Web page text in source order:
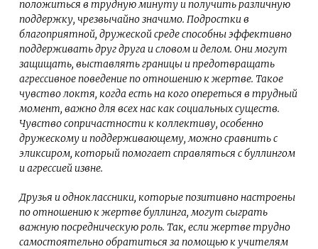
положиться в трудную минуту и получить различную
поддержку, чрезвычайно значимо. Подростки в
благоприятной, дружеской среде способны эффективно
поддерживать друг друга и словом и делом. Они могут
защищать, выставлять границы и предотвращать
агрессивное поведение по отношению к жертве. Такое
чувство локтя, когда есть на кого опереться в трудный
момент, важно для всех нас как социальных существ.
Чувство сопричастности к коллективу, особенно
дружескому и поддерживающему, можно сравнить с
эликсиром, который помогает справляться с буллингом
и агрессией извне.
Друзья и одноклассники, которые позитивно настроены
по отношению к жертве буллинга, могут сыграть
важную посредническую роль. Так, если жертве трудно
самостоятельно обратиться за помощью к учителям